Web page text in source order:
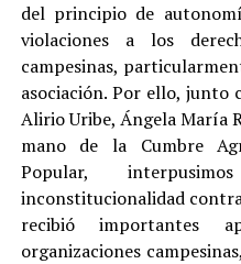
del principio de
violaciones a los
campesinas,
asociación. Por ello, junto
Alirio Uribe, Ángela María
mano de la Cumbre
Popular,
inconstitucionalidad
recibió importantes
organizaciones